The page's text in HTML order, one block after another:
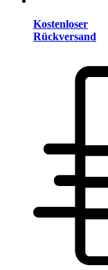
Kostenloser
Rückversand